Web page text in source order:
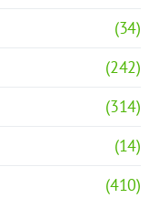
(34)
(242)
(314)
(14)
(410)